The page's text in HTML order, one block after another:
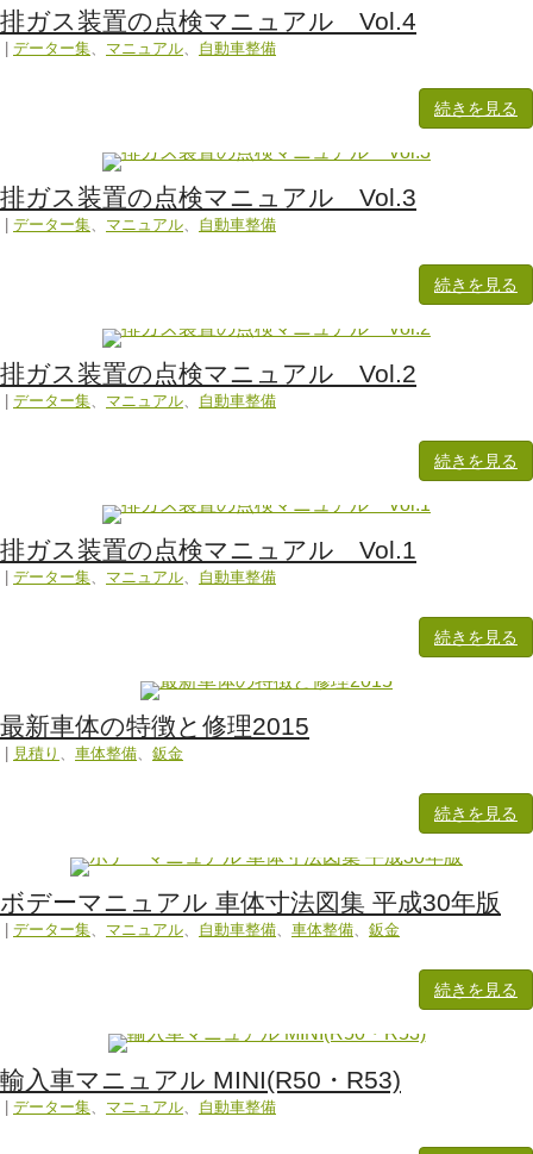
排ガス装置の点検マニュアル Vol.4
| データー集 マニュアル 自動車整備
続きを見る
排ガス装置の点検マニュアル Vol.3
| データー集 マニュアル 自動車整備
続きを見る
排ガス装置の点検マニュアル Vol.2
データー集 マニュアル 自動車整備
続きを見る
排ガス装置の点検マニュアル Vol.1
データー集、 マニュアル、 自動車整備
続きを見る
最新車体の特徴と修理2015
見積り 、 車体整備、 鈑金
続きを見る
ボデーマニュアル 車体寸法図集 平成30年版
データー集、 マニュアル、 自動車整備、 車体整備、 鈑金
続きを見る
輸入車マニュアル MINI(R50・R53)
| データー集 マニュアル 自動車整備